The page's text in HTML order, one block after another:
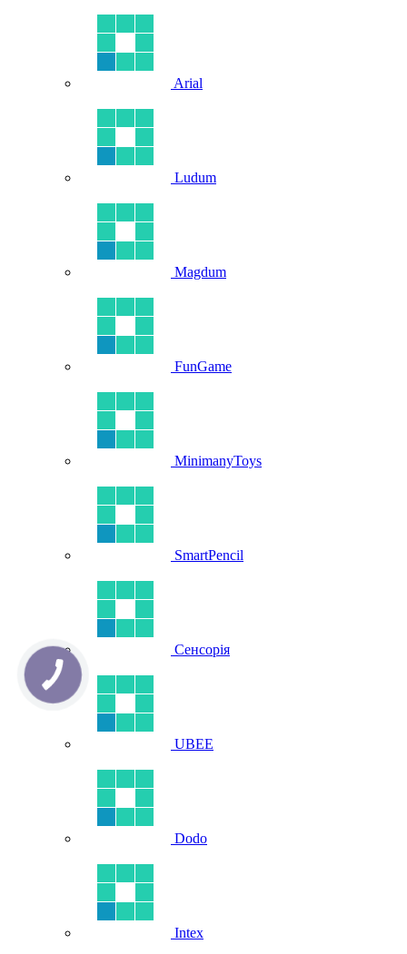
Arial
Ludum
Magdum
FunGame
MinimanyToys
SmartPencil
Сенсорія
UBEE
Dodo
Intex